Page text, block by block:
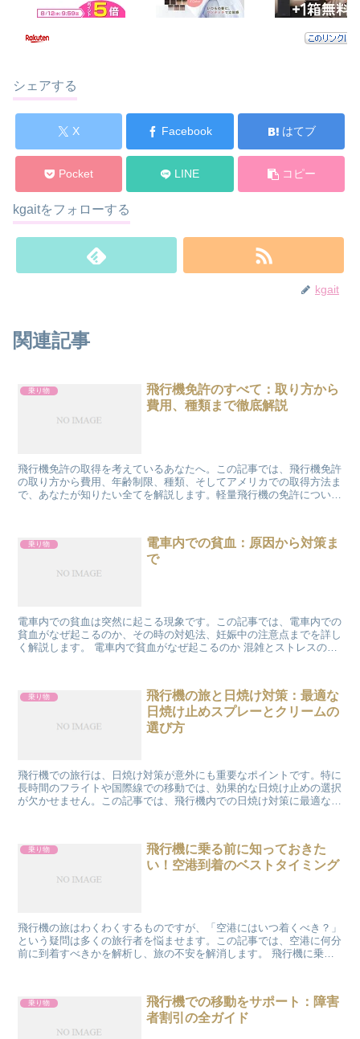
シェアする
X Facebook はてブ
Pocket LINE コピー
kgaitをフォローする
kgait
関連記事
乗り物
飛行機免許のすべて：取り方から
費用、種類まで徹底解説
飛行機免許の取得を考えているあなたへ。この記事では、飛行機免許
の取り方から費用、年齢制限、種類、そしてアメリカでの取得方法ま
で、あなたが知りたい全てを解説します。軽量飛行機の免許について
乗り物
電車内での貧血：原因から対策ま
で
電車内での貧血は突然に起こる現象です。この記事では、電車内での
貧血がなぜ起こるのか、その時の対処法、妊娠中の注意点までを詳し
く解説します。 電車内で貧血がなぜ起こるのか 混雑とストレスの関
乗り物
飛行機の旅と日焼け対策：最適な
日焼け止めスプレーとクリームの
選び方
飛行機での旅行は、日焼け対策が意外にも重要なポイントです。特に
長時間のフライトや国際線での移動では、効果的な日焼け止めの選択
が欠かせません。この記事では、飛行機内での日焼け対策に最適な日
乗り物
飛行機に乗る前に知っておきた
い！空港到着のベストタイミング
飛行機の旅はわくわくするものですが、「空港にはいつ着くべき？」
という疑問は多くの旅行者を悩ませます。この記事では、空港に何分
前に到着すべきかを解析し、旅の不安を解消します。 飛行機に乗る
乗り物
飛行機での移動をサポート：障害
者割引の全ガイド